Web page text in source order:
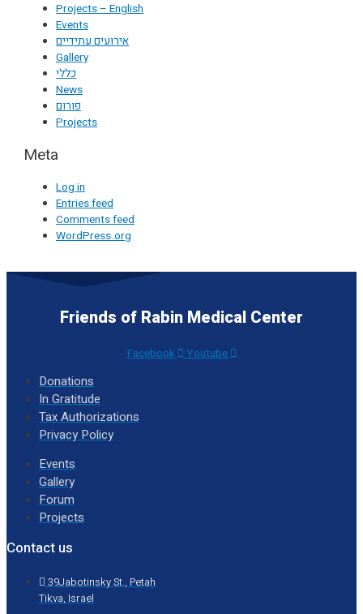
Projects – English
Events
אירועים עתידיים
Gallery
כללי
News
פורום
Projects
Meta
Log in
Entries feed
Comments feed
WordPress.org
Friends of Rabin Medical Center
Facebook Youtube
Donations
In Gratitude
Tax Authorizations
Privacy Policy
Events
Gallery
Forum
Projects
Contact us
39Jabotinsky St., Petah
Tikva, Israel